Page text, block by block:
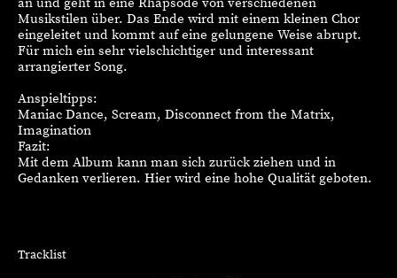
an und geht in eine Rhapsode von verschiedenen
Musikstilen über. Das Ende wird mit einem kleinen Chor
eingeleitet und kommt auf eine gelungene Weise abrupt.
Für mich ein sehr vielschichtiger und interessant
arrangierter Song.
Anspieltipps:
Maniac Dance, Scream, Disconnect from the Matrix,
Imagination
Fazit:
Mit dem Album kann man sich zurück ziehen und in
Gedanken verlieren. Hier wird eine hohe Qualität geboten.
Tracklist